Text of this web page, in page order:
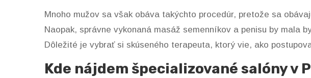
Mnoho mužov sa však obáva takýchto procedúr, pretože sa
Naopak, správne vykonaná masáž semenníkov a penisu by mala
Dôležité je vybrať si skúseného terapeuta, ktorý vie, ako
Kde nájdem špecializované salóny v